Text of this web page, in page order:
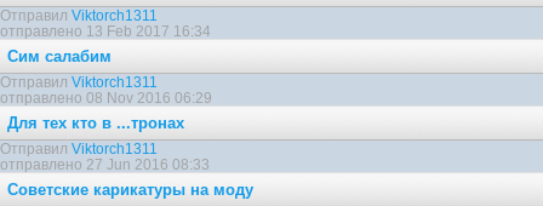
Отправил Viktorch1311
отправлено 13 Feb 2017 16:34
Сим салабим
Отправил Viktorch1311
отправлено 08 Nov 2016 06:29
Для тех кто в ...тронах
Отправил Viktorch1311
отправлено 27 Jun 2016 08:33
Советские карикатуры на моду